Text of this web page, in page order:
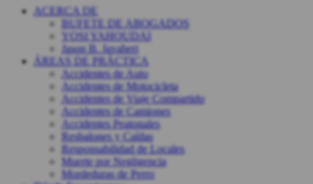
ACERCA DE
BUFETE DE ABOGADOS
YOSI YAHOUDAI
Jason B. Javaheri
ÁREAS DE PRÁCTICA
Accidentes de Auto
Accidentes de Motocicleta
Accidentes de Viaje Compartido
Accidentes de Camiones
Accidentes Peatonales
Resbalones y Caídas
Responsabilidad de Locales
Muerte por Negligencia
Mordeduras de Perro